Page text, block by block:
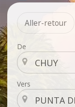
Aller-retour
De
Vers